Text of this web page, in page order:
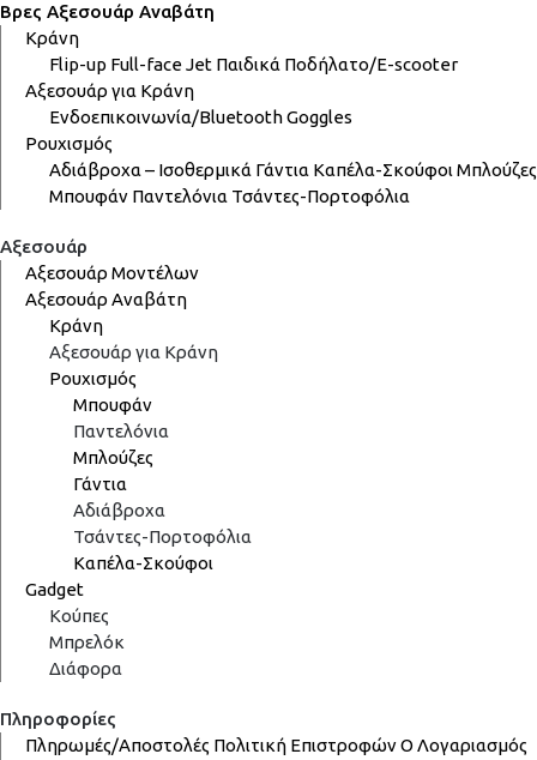
Βρες Αξεσουάρ Αναβάτη
Κράνη
Flip-up Full-faceJet Παιδικά Ποδήλατο/E-scooter
Αξεσουάρ για Κράνη
Ενδοεπικοινωνία/BluetoothGoggles
Ρουχισμός
Αδιάβροχα – Ισοθερμικά Γάντια Καπέλα-Σκούφοι Μπλούζες
Μπουφάν Παντελόνια Τσάντες-Πορτοφόλια
Αξεσουάρ
Αξεσουάρ Μοντέλων
Αξεσουάρ Αναβάτη
Κράνη
Αξεσουάρ για Κράνη
Ρουχισμός
Μπουφάν
Παντελόνια
Μπλούζες
Γάντια
Αδιάβροχα
Τσάντες-Πορτοφόλια
Καπέλα-Σκούφοι
Gadget
Κούπες
Μπρελόκ
Διάφορα
Πληροφορίες
Πληρωμές/Αποστολές Πολιτική ΕπιστροφώνΟ Λογαριασμός